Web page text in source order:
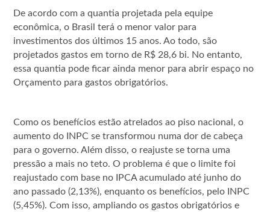
De acordo com a quantia projetada pela equipe
econômica, o Brasil terá o menor valor para
investimentos dos últimos 15 anos. Ao todo, são
projetados gastos em torno de R$ 28,6 bi. No entanto,
essa quantia pode ficar ainda menor para abrir espaço no
Orçamento para gastos obrigatórios.
Como os benefícios estão atrelados ao piso nacional, o
aumento do INPC se transformou numa dor de cabeça
para o governo. Além disso, o reajuste se torna uma
pressão a mais no teto. O problema é que o limite foi
reajustado com base no IPCA acumulado até junho do
ano passado (2,13%), enquanto os benefícios, pelo INPC
(5,45%). Com isso, ampliando os gastos obrigatórios e